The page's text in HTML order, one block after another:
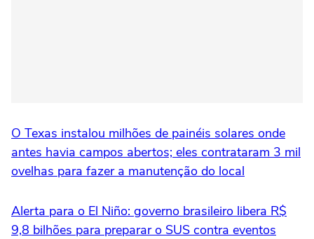
O Texas instalou milhões de painéis solares onde
antes havia campos abertos; eles contrataram 3 mil
ovelhas para fazer a manutenção do local
Alerta para o El Niño: governo brasileiro libera R$
9,8 bilhões para preparar o SUS contra eventos